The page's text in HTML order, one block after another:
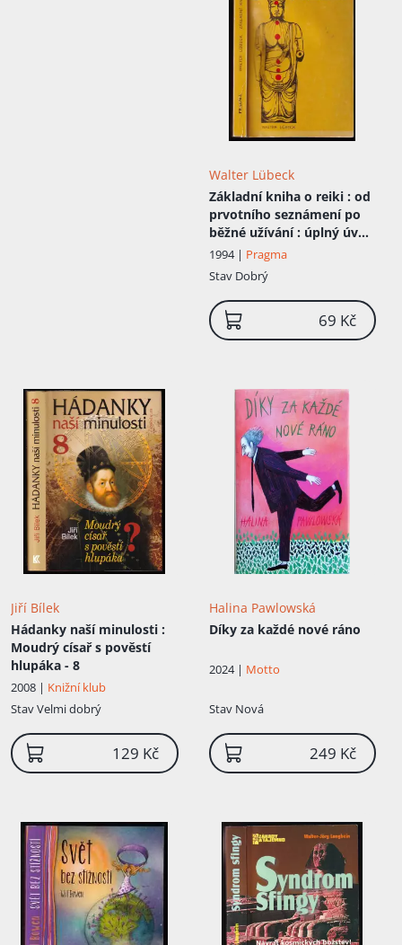
Walter Lübeck
Základní kniha o reiki : od
prvotního seznámení po
běžné užívání : úplný úvod
do praxe reiki
1994 | Pragma
Stav Dobrý
69 Kč
Jiří Bílek
Hádanky naší minulosti :
Moudrý císař s pověstí
hlupáka - 8
2008 | Knižní klub
StavVelmi dobrý
129 Kč
Halina Pawlowská
Díky za každé nové ráno
2024 | Motto
Stav Nová
249 Kč